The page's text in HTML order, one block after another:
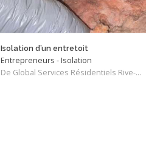
Isolation d’un entretoit
Entrepreneurs - Isolation
De Global Services Résidentiels Rive-Sud